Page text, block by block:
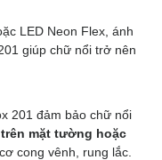
LED Neon Flex, ánh
giúp chữ nổi trở nên
201 đảm bảo chữ nổi
mặt tường hoặc
cong vênh, rung lắc.